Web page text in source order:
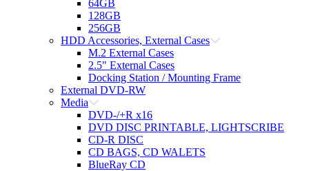
64GB
128GB
256GB
HDD Accessories, External Cases
M.2 External Cases
2.5" External Cases
Docking Station / Mounting Frame
External DVD-RW
Media
DVD-/+R x16
DVD DISC PRINTABLE, LIGHTSCRIBE
CD-R DISC
CD BAGS, CD WALETS
BlueRay CD